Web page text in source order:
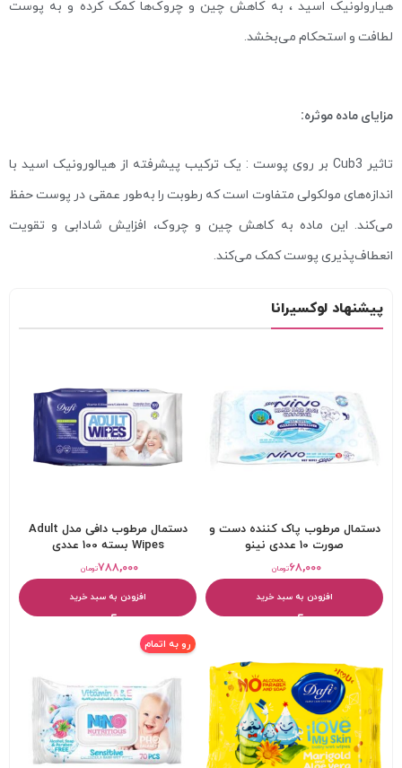
هیارولونیک اسید ، به کاهش چین و چروک‌ها کمک کرده و به پوست
لطافت و استحکام می‌بخشد.
مزایای ماده موثره:
تاثیر Cub3 بر روی پوست : یک ترکیب پیشرفته از هیالورونیک اسید با
اندازه‌های مولکولی متفاوت است که رطوبت را به‌طور عمقی در پوست حفظ
می‌کند. این ماده به کاهش چین و چروک، افزایش شادابی و تقویت
انعطاف‌پذیری پوست کمک می‌کند.
پیشنهاد لوکسیرانا
دستمال مرطوب پاک کننده دست و
صورت 10 عددی نینو
تومان۶۸,۰۰۰
افزودن به سبد خرید
دستمال مرطوب دافی مدل Adult
Wipes بسته 100 عددی
تومان۷۸۸,۰۰۰
افزودن به سبد خرید
رو به اتمام